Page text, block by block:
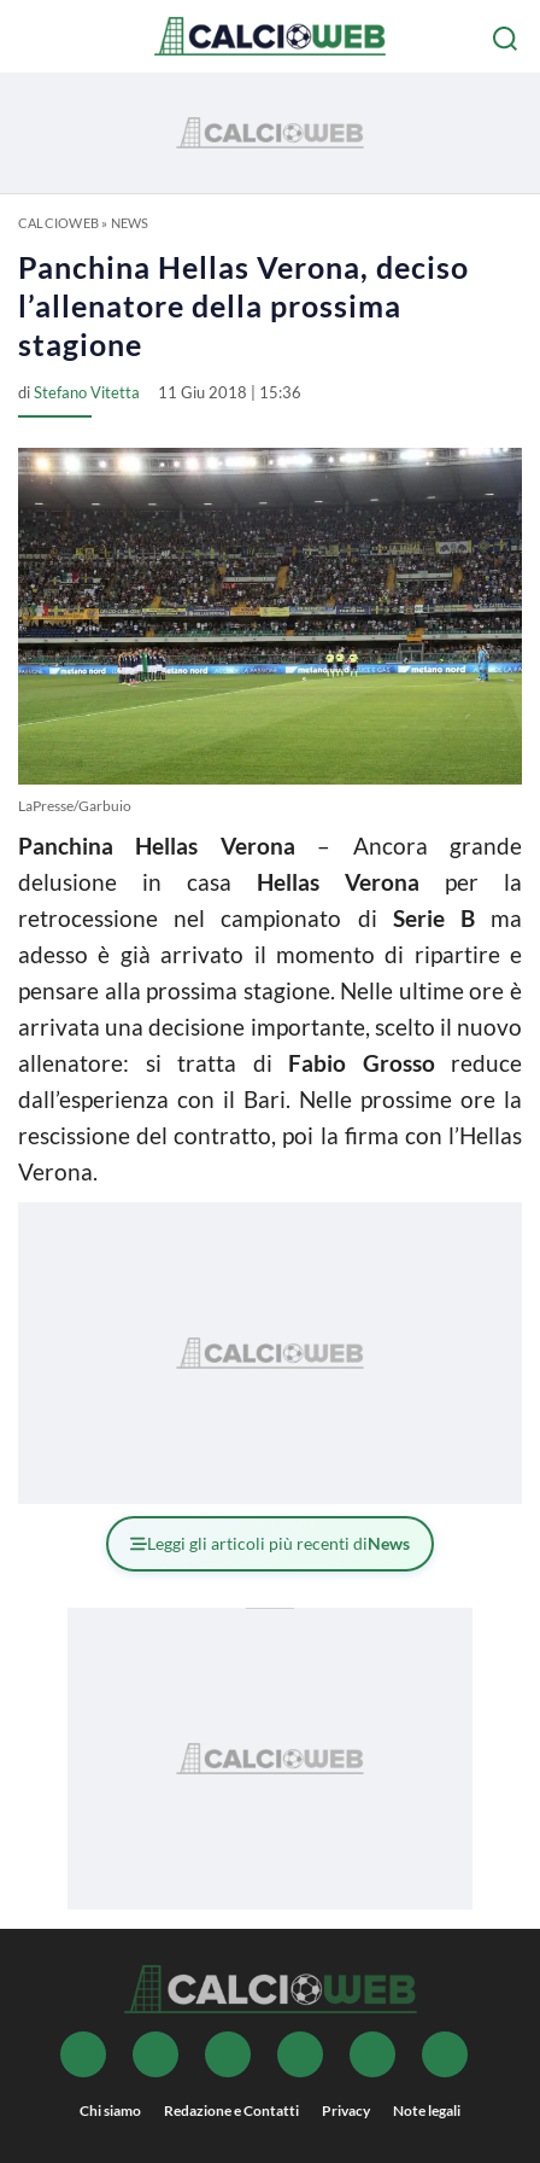
CALCIOWEB» NEWS
Panchina Hellas Verona, deciso
l’allenatore della prossima
stagione
diStefano Vitetta 11 Giu 2018 | 15:36
LaPresse/Garbuio
Panchina Hellas Verona – Ancora grande
delusione in casa Hellas Verona per la
retrocessione nel campionato di Serie Bma
adesso è già arrivato il momento di ripartire e
pensare alla prossima stagione. Nelle ultime ore è
arrivata una decisione importante, scelto il nuovo
allenatore: si tratta di Fabio Grossoreduce
dall’esperienza con il Bari. Nelle prossime ore la
rescissione del contratto, poi la firma con l’Hellas
Verona.
Leggi gli articoli più recenti diNews
Chi siamo Redazione e Contatti Privacy Note legali